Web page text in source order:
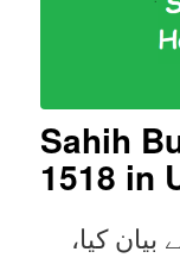
Sahih
1518 in
کیا،